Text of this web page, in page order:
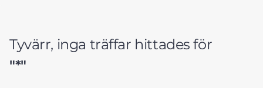
Tyvärr, inga träffar hittades för
"*"